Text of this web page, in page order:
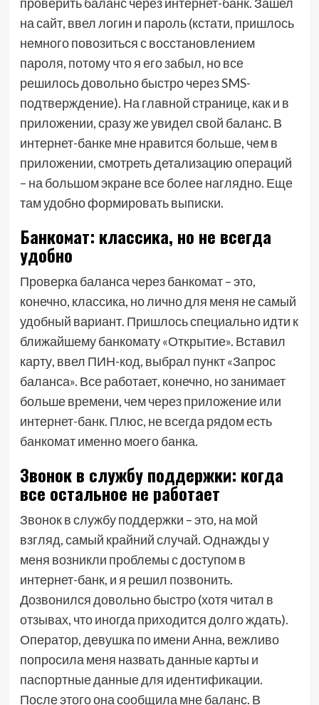
на сайт, ввел логин и пароль (кстати, пришлось
немного повозиться с восстановлением
пароля, потому что я его забыл, но все
решилось довольно быстро через SMS-
подтверждение). На главной странице, как и в
приложении, сразу же увидел свой баланс. В
интернет-банке мне нравится больше, чем в
приложении, смотреть детализацию операций
– на большом экране все более наглядно. Еще
там удобно формировать выписки.
Банкомат: классика, но не всегда
удобно
Проверка баланса через банкомат – это,
конечно, классика, но лично для меня не самый
удобный вариант. Пришлось специально идти к
ближайшему банкомату «Открытие». Вставил
карту, ввел ПИН-код, выбрал пункт «Запрос
баланса». Все работает, конечно, но занимает
больше времени, чем через приложение или
интернет-банк. Плюс, не всегда рядом есть
банкомат именно моего банка.
Звонок в службу поддержки: когда
все остальное не работает
Звонок в службу поддержки – это, на мой
взгляд, самый крайний случай. Однажды у
меня возникли проблемы с доступом в
интернет-банк, и я решил позвонить.
Дозвонился довольно быстро (хотя читал в
отзывах, что иногда приходится долго ждать).
Оператор, девушка по имени Анна, вежливо
попросила меня назвать данные карты и
паспортные данные для идентификации.
После этого она сообщила мне баланс. В